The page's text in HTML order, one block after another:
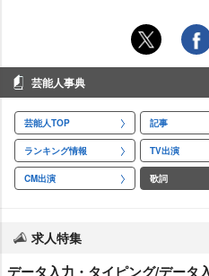
芸能人事典
芸能人TOP 記事
ランキング情報 TV出演
CM出演 歌詞
求人特集
データ入力・タイピング/データ